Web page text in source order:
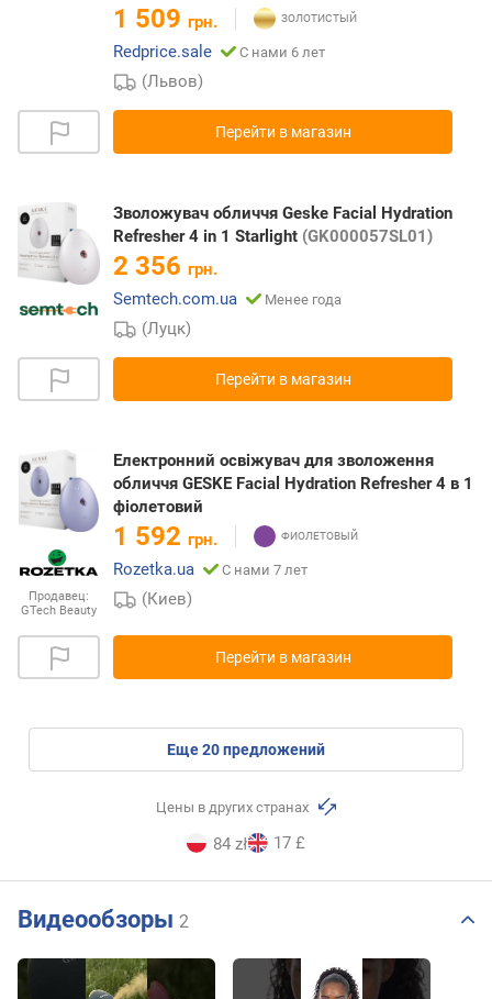
1 509 грн.
Redprice.sale
С нами 6 лет
(Львов)
Перейти в магазин
Зволожувач обличчя Geske Facial Hydration
Refresher 4 in 1 Starlight (GK000057SL01)
2 356 грн.
Semtech.com.ua
Менее года
(Луцк)
Перейти в магазин
Продавец:
GTech Beauty
Електронний освіжувач для зволоження
обличчя GESKE Facial Hydration Refresher 4 в 1
фіолетовий
1 592 грн.
Rozetka.ua
С нами 7 лет
(Киев)
Перейти в магазин
eще20предложений
Цены в других странах
84 zł 17 £
Видеообзоры 2